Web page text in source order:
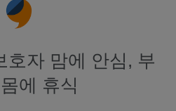
호자 맘에 안심, 부
에 휴식